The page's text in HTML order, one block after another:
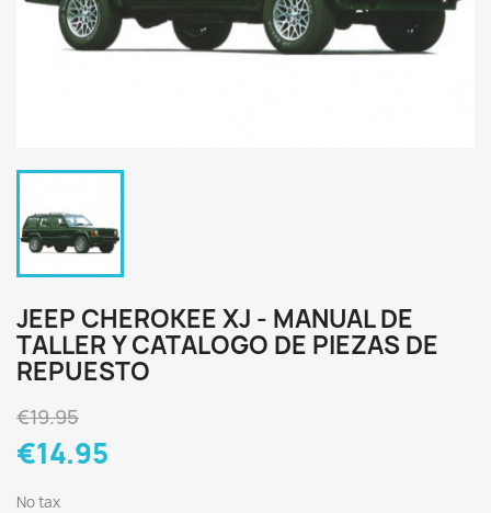
JEEP CHEROKEE XJ - MANUAL DE
TALLER Y CATALOGO DE PIEZAS DE
REPUESTO
€19.95
€14.95
No tax